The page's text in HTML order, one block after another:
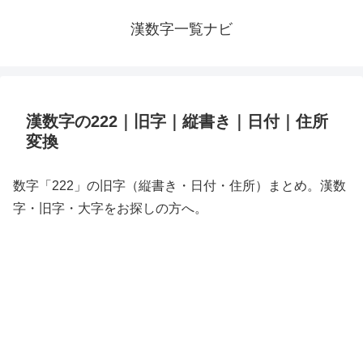
漢数字一覧ナビ
漢数字の222｜旧字｜縦書き｜日付｜住所
変換
数字「222」の旧字（縦書き・日付・住所）まとめ。漢数
字・旧字・大字をお探しの方へ。